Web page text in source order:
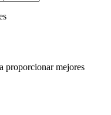
proporcionar mejores